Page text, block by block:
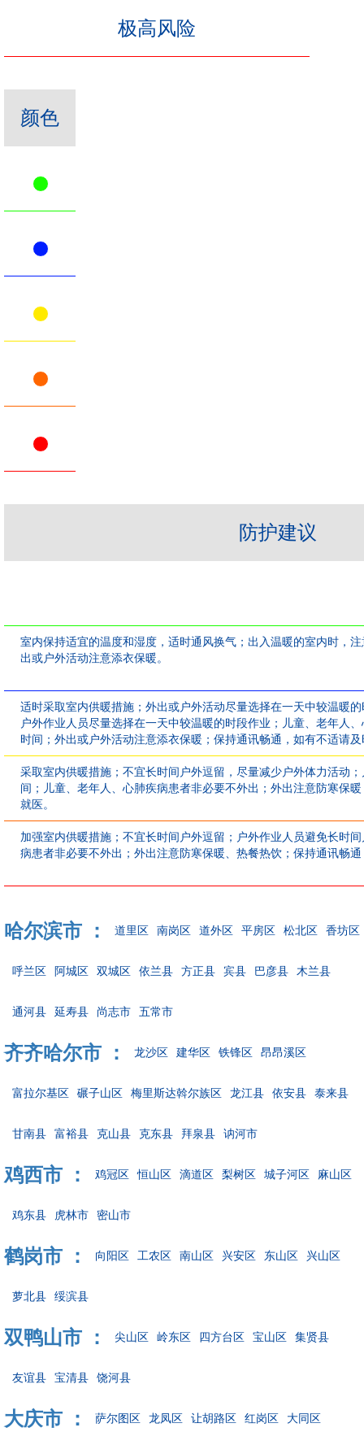
极高风险
颜色
防护建议
室内保持适宜的温度和湿度，适时通风换气；出入温暖的室内时，
出或户外活动注意添衣保暖。
适时采取室内供暖措施；外出或户外活动尽量选择在一天中较温暖
户外作业人员尽量选择在一天中较温暖的时段作业；儿童、老年人
时间；外出或户外活动注意添衣保暖；保持通讯畅通，如有不适请
采取室内供暖措施；不宜长时间户外逗留，尽量减少户外体力活动
间；儿童、老年人、心肺疾病患者非必要不外出；外出注意防寒保
就医。
加强室内供暖措施；不宜长时间户外逗留；户外作业人员避免长时
病患者非必要不外出；外出注意防寒保暖、热餐热饮；保持通讯畅
哈尔滨市 ： 道里区 南岗区 道外区 平房区 松北区 香坊区
呼兰区 阿城区 双城区 依兰县 方正县 宾县 巴彦县 木兰县
通河县 延寿县 尚志市 五常市
齐齐哈尔市 ： 龙沙区 建华区 铁锋区 昂昂溪区
富拉尔基区 碾子山区 梅里斯达斡尔族区 龙江县 依安县 泰来县
甘南县 富裕县 克山县 克东县 拜泉县 讷河市
鸡西市 ： 鸡冠区 恒山区 滴道区 梨树区 城子河区 麻山区
鸡东县 虎林市 密山市
鹤岗市 ： 向阳区 工农区 南山区 兴安区 东山区 兴山区
萝北县 绥滨县
双鸭山市 ： 尖山区 岭东区 四方台区 宝山区 集贤县
友谊县 宝清县 饶河县
大庆市 ： 萨尔图区 龙凤区 让胡路区 红岗区 大同区